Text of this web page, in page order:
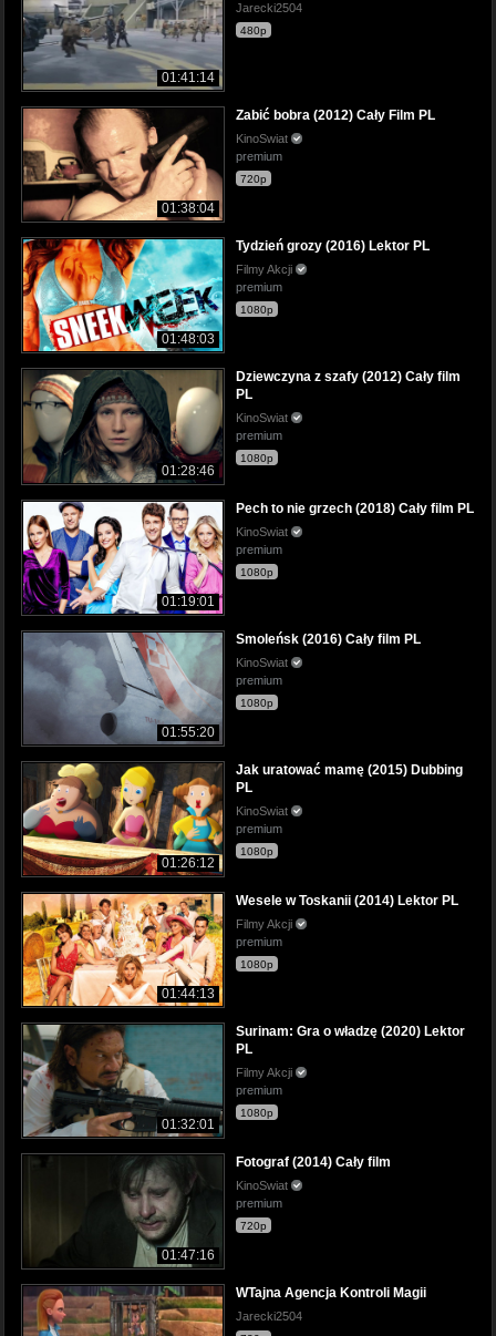
01:41:14
Jarecki2504
480p
01:38:04
Zabić bobra (2012) Cały Film PL
KinoSwiat
premium
720p
01:48:03
Tydzień grozy (2016) Lektor PL
Filmy Akcji
premium
1080p
01:28:46
Dziewczyna z szafy (2012) Cały film
PL
KinoSwiat
premium
1080p
01:19:01
Pech to nie grzech (2018) Cały film PL
KinoSwiat
premium
1080p
01:55:20
Smoleńsk (2016) Cały film PL
KinoSwiat
premium
1080p
01:26:12
Jak uratować mamę (2015) Dubbing
PL
KinoSwiat
premium
1080p
01:44:13
Wesele w Toskanii (2014) Lektor PL
Filmy Akcji
premium
1080p
01:32:01
Surinam: Gra o władzę (2020) Lektor
PL
Filmy Akcji
premium
1080p
01:47:16
Fotograf (2014) Cały film
KinoSwiat
premium
720p
WTajna Agencja Kontroli Magii
Jarecki2504